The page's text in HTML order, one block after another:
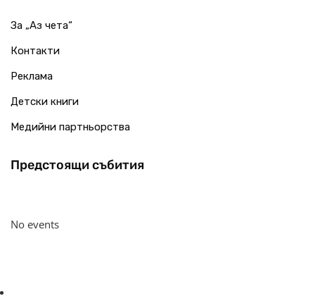
За „Аз чета“
Контакти
Реклама
Детски книги
Медийни партньорства
Предстоящи събития
No events